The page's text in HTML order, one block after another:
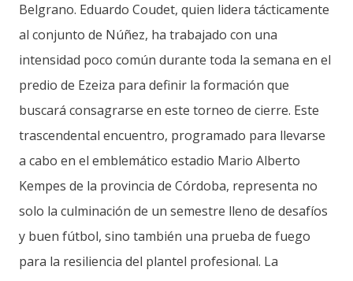
Belgrano. Eduardo Coudet, quien lidera tácticamente
al conjunto de Núñez, ha trabajado con una
intensidad poco común durante toda la semana en el
predio de Ezeiza para definir la formación que
buscará consagrarse en este torneo de cierre. Este
trascendental encuentro, programado para llevarse
a cabo en el emblemático estadio Mario Alberto
Kempes de la provincia de Córdoba, representa no
solo la culminación de un semestre lleno de desafíos
y buen fútbol, sino también una prueba de fuego
para la resiliencia del plantel profesional. La